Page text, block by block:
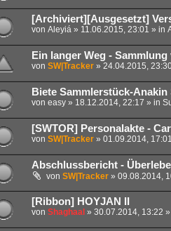
[Archiviert][Ausgesetzt]
von Aleyiá » 11.06.2015, 23:01 » in
Ein langer Weg -
von SW|Tracker» 24.04.2015,
Biete Sammlerstück-
von easy» 18.12.2014, 22:17 » in
[SWTOR] Personalakte -
von SW|Tracker» 01.09.2014,
Abschlussbericht -
von SW|Tracker» 09.08.2014,
[Ribbon] HOYJAN II
von Shaghaal» 30.07.2014, 13:22 »